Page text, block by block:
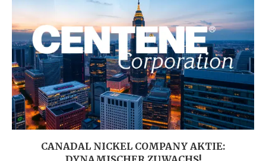
CANADAL NICKEL COMPANY AKTIE: